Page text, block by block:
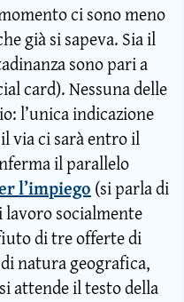
ci sono meno
già si sapeva. Sia il
sono pari a
card). Nessuna delle
l’unica indicazione
via ci sarà entro il
il parallelo
l’impiego (si parla di
lavoro socialmente
di tre offerte di
natura geografica,
attende il testo della